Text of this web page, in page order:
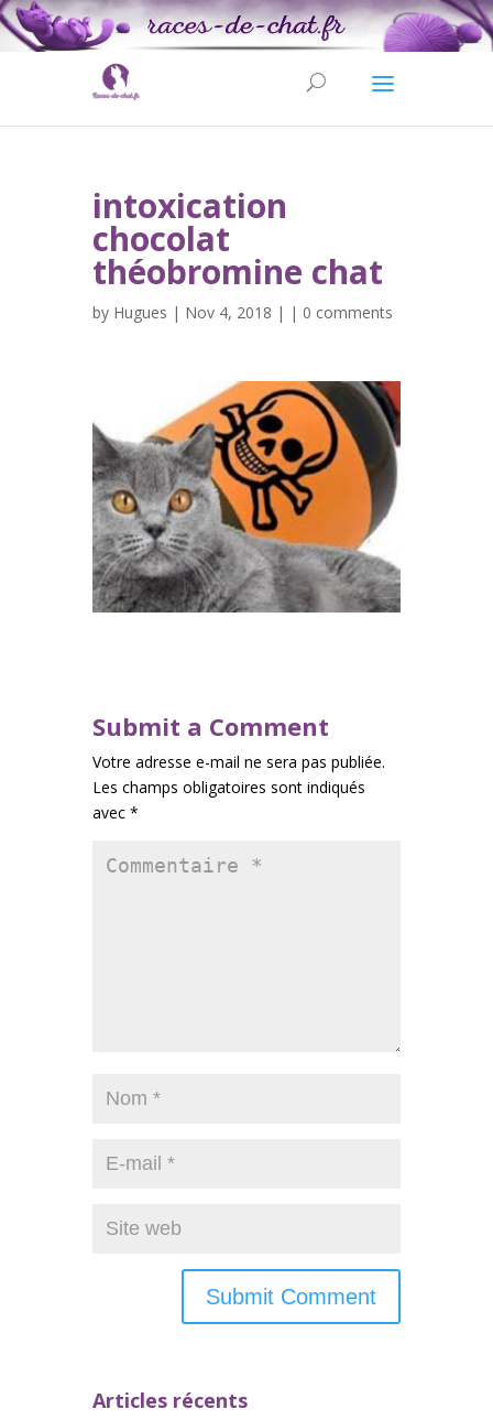
intoxication
chocolat
théobromine chat
by Hugues | Nov 4, 2018 | | 0 comments
Submit a Comment
Votre adresse e-mail ne sera pas publiée.
Les champs obligatoires sont indiqués
avec *
Articles récents